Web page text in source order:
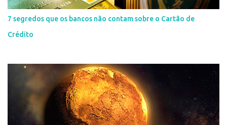
7 segredos que os bancos não contam sobre o Cartão de
Crédito